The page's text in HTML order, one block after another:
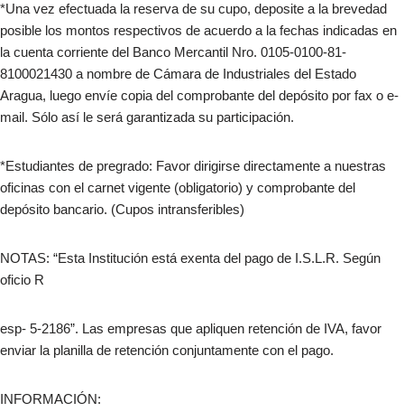
*Una vez efectuada la reserva de su cupo, deposite a la brevedad
posible los montos respectivos de acuerdo a la fechas indicadas en
la cuenta corriente del Banco Mercantil Nro. 0105-0100-81-
8100021430 a nombre de Cámara de Industriales del Estado
Aragua, luego envíe copia del comprobante del depósito por fax o e-
mail. Sólo así le será garantizada su participación.
*Estudiantes de pregrado: Favor dirigirse directamente a nuestras
oficinas con el carnet vigente (obligatorio) y comprobante del
depósito bancario. (Cupos intransferibles)
NOTAS: “Esta Institución está exenta del pago de I.S.L.R. Según
oficio R
esp- 5-2186”. Las empresas que apliquen retención de IVA, favor
enviar la planilla de retención conjuntamente con el pago.
INFORMACIÓN: